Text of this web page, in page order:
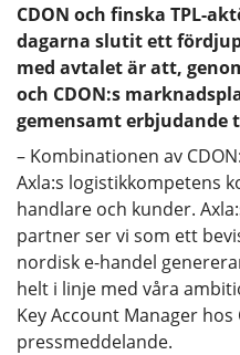
CDON och finska TPL-
dagarna slutit ett
med avtalet är att,
och CDON:s
gemensamt erbjudande
– Kombinationen av
Axla:s logistikkompetens
handlare och kunder.
partner ser vi som ett
nordisk e-handel
helt i linje med våra
Key Account Manager hos
pressmeddelande.